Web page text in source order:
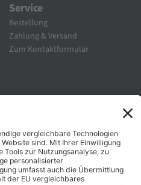
Service
Bestellung
Zahlung & Versand
Zum Kontaktformular